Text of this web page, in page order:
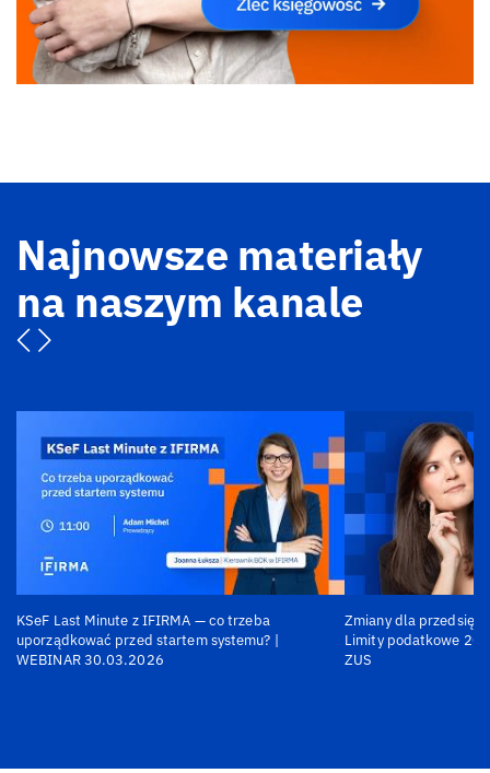
Najnowsze materiały
na naszym kanale
KSeF Last Minute z IFIRMA — co trzeba
uporządkować przed startem systemu? |
WEBINAR 30.03.2026
Zmiany dla
Limity podatkowe
ZUS